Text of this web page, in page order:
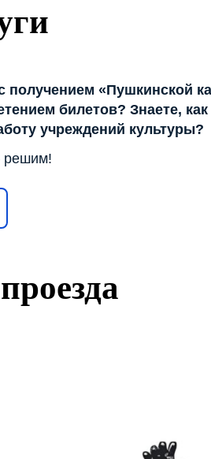
получением «Пушкинской
билетов? Знаете, как
учреждений культуры?